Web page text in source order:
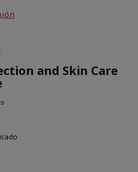
and Skin Care